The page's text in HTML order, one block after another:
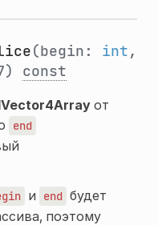
(begin: int,
const
от
end
и end будет
поэтому